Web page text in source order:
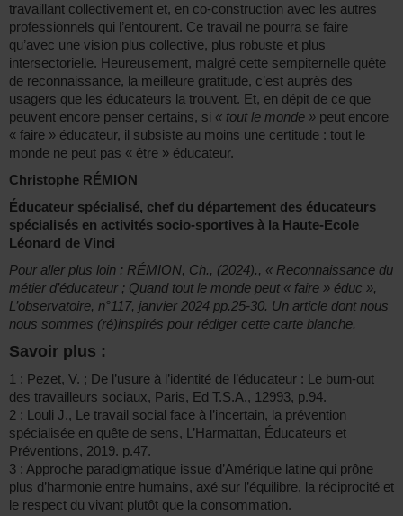
travaillant collectivement et, en co-construction avec les autres
professionnels qui l’entourent. Ce travail ne pourra se faire
qu’avec une vision plus collective, plus robuste et plus
intersectorielle. Heureusement, malgré cette sempiternelle quête
de reconnaissance, la meilleure gratitude, c’est auprès des
usagers que les éducateurs la trouvent. Et, en dépit de ce que
peuvent encore penser certains, si « tout le monde » peut encore
« faire » éducateur, il subsiste au moins une certitude : tout le
monde ne peut pas « être » éducateur.
Christophe RÉMION
Éducateur spécialisé, chef du département des éducateurs
spécialisés en activités socio-sportives à la Haute-Ecole
Léonard de Vinci
Pour aller plus loin : RÉMION, Ch., (2024)., « Reconnaissance du
métier d’éducateur ; Quand tout le monde peut « faire » éduc »,
L’observatoire, n°117, janvier 2024 pp.25-30. Un article dont nous
nous sommes (ré)inspirés pour rédiger cette carte blanche.
Savoir plus :
1 : Pezet, V. ; De l’usure à l’identité de l’éducateur : Le burn-out
des travailleurs sociaux, Paris, Ed T.S.A., 12993, p.94.
2 : Louli J., Le travail social face à l’incertain, la prévention
spécialisée en quête de sens, L’Harmattan, Éducateurs et
Préventions, 2019. p.47.
3 : Approche paradigmatique issue d’Amérique latine qui prône
plus d’harmonie entre humains, axé sur l’équilibre, la réciprocité et
le respect du vivant plutôt que la consommation.